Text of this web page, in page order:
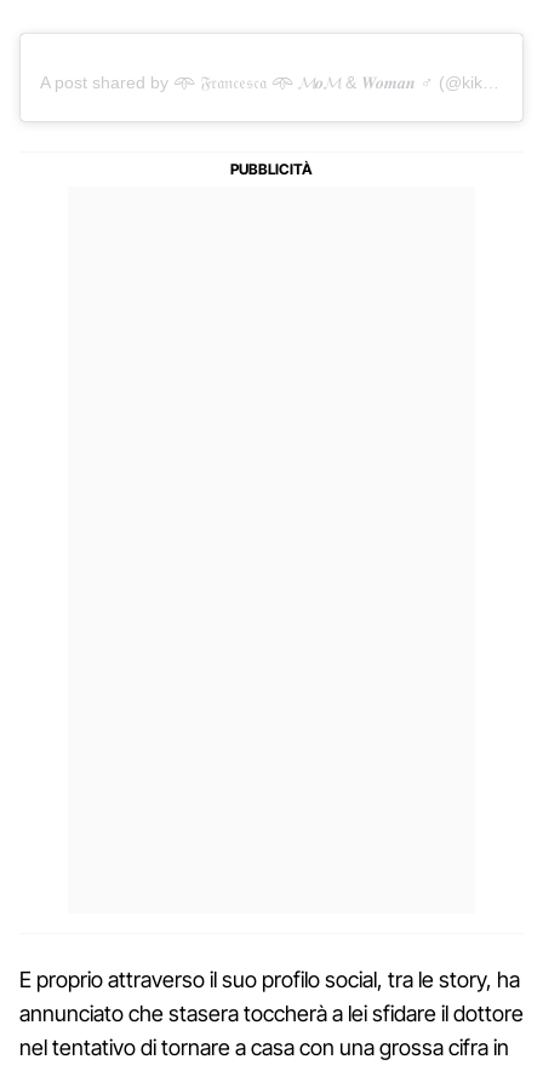
E proprio attraverso il suo profilo social, tra le story, ha
annunciato che stasera toccherà a lei sfidare il dottore
nel tentativo di tornare a casa con una grossa cifra in